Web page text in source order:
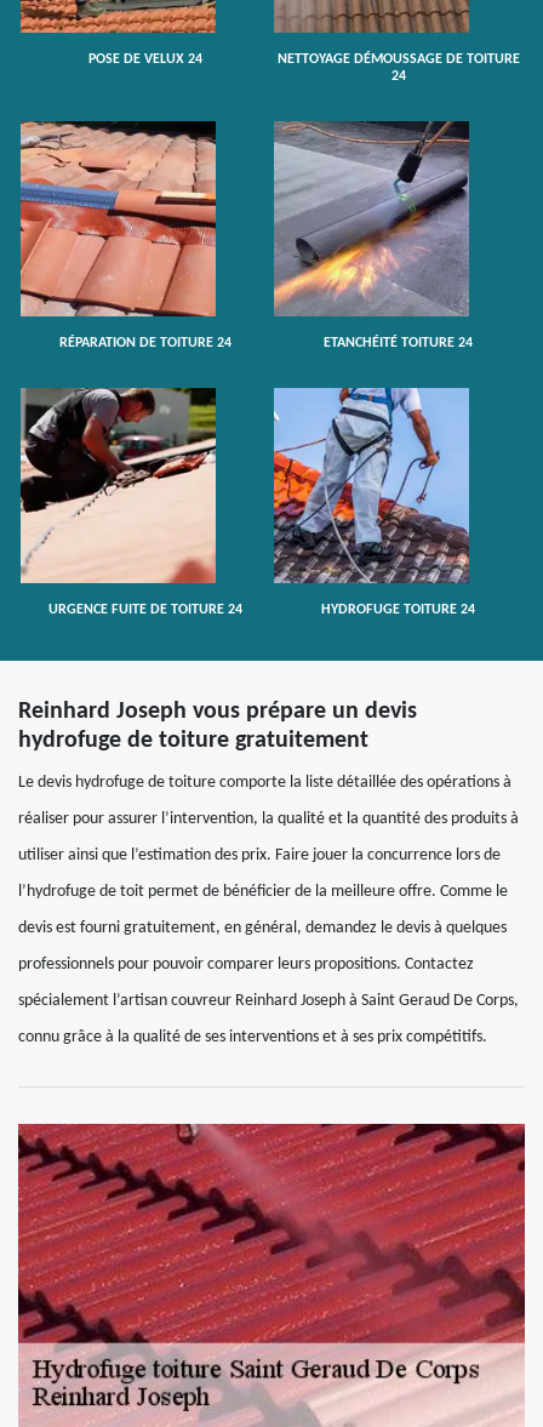
POSE DE VELUX 24
NETTOYAGE DÉMOUSSAGE DE TOITURE
24
RÉPARATION DE TOITURE 24 ETANCHÉITÉ TOITURE 24
URGENCE FUITE DE TOITURE 24 HYDROFUGE TOITURE 24
Reinhard Joseph vous prépare un devis
hydrofuge de toiture gratuitement
Le devis hydrofuge de toiture comporte la liste détaillée des opérations à
réaliser pour assurer l’intervention, la qualité et la quantité des produits à
utiliser ainsi que l’estimation des prix. Faire jouer la concurrence lors de
l’hydrofuge de toit permet de bénéficier de la meilleure offre. Comme le
devis est fourni gratuitement, en général, demandez le devis à quelques
professionnels pour pouvoir comparer leurs propositions. Contactez
spécialement l’artisan couvreur Reinhard Joseph à Saint Geraud De Corps,
connu grâce à la qualité de ses interventions et à ses prix compétitifs.